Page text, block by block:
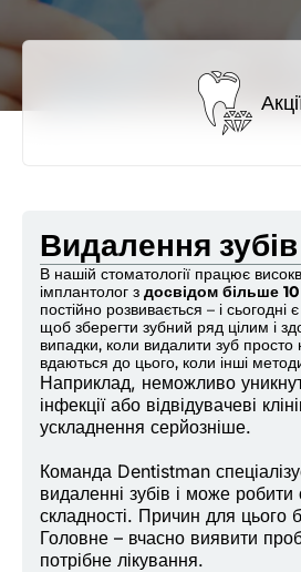
Видалення
В нашій стоматології працює
імплантолог з досвідом більше 10
постійно розвивається – і
щоб зберегти зубний ряд цілим і
випадки, коли видалити зуб просто
вдаються до цього, коли інші
Наприклад, неможливо
інфекції або відвідувачеві
ускладнення серйозніше.
Команда Dentistman
видаленні зубів і може робити
складності. Причин для цього
Головне – вчасно виявити
потрібне лікування.